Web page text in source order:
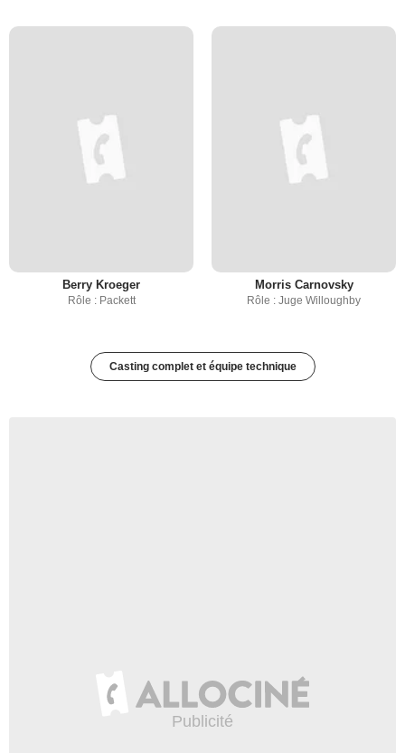
Berry Kroeger
Rôle : Packett
Morris Carnovsky
Rôle : Juge Willoughby
Casting complet et équipe technique